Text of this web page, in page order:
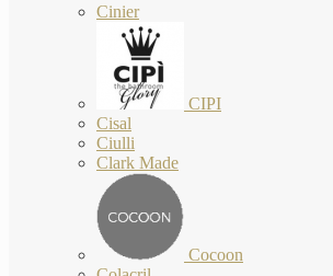
Cinier
CIPI
Cisal
Ciulli
Clark Made
Cocoon